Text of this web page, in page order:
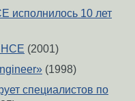
исполнилось 10 лет
(2001)
(1998)
специалистов по